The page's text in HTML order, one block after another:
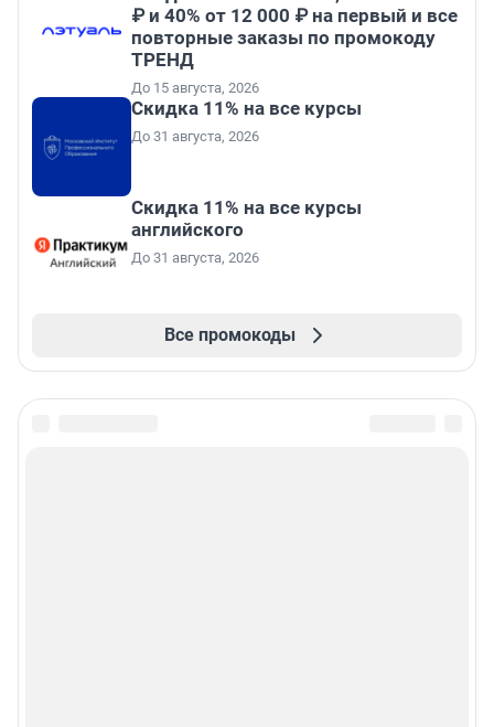
₽ и 40% от 12 000 ₽ на первый и все
повторные заказы по промокоду
ТРЕНД
До 15 августа, 2026
Скидка 11% на все курсы
До 31 августа, 2026
Скидка 11% на все курсы
английского
До 31 августа, 2026
Все промокоды